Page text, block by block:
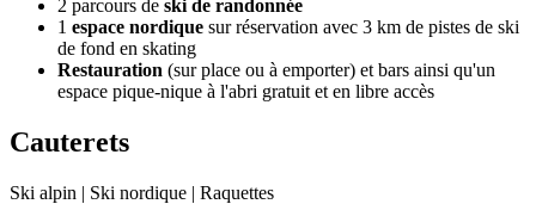
2 parcours de ski de randonnée
1 espace nordique sur réservation avec 3 km de pistes de ski
de fond en skating
Restauration (sur place ou à emporter) et bars ainsi qu'un
espace pique-nique à l'abri gratuit et en libre accès
Cauterets
Ski alpin | Ski nordique | Raquettes